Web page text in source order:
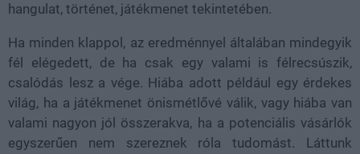
hangulat, történet, játékmenet tekintetében.
Ha minden klappol, az eredménnyel általában mindegyik
fél elégedett, de ha csak egy valami is félrecsúszik,
csalódás lesz a vége. Hiába adott például egy érdekes
világ, ha a játékmenet önismétlővé válik, vagy hiába van
valami nagyon jól összerakva, ha a potenciális vásárlók
egyszerűen nem szereznek róla tudomást. Láttunk